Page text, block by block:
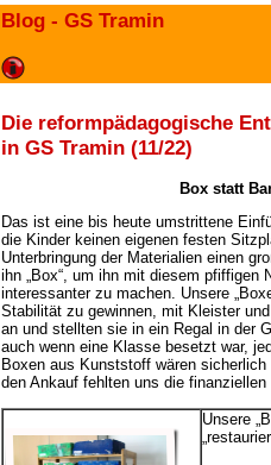
Blog - GS Tramin
Die reformpädagogische
in GS Tramin (11/22)
Box statt
Das ist eine bis heute umstrittene
die Kinder keinen eigenen festen
Unterbringung der Materialien einen
ihn „Box“, um ihn mit diesem pfiffigen
interessanter zu machen. Unsere
Stabilität zu gewinnen, mit Kleister
an und stellten sie in ein Regal in der
auch wenn eine Klasse besetzt war,
Boxen aus Kunststoff wären
den Ankauf fehlten uns die
Unsere